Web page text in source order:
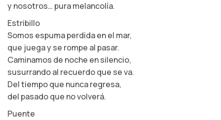
y nosotros… pura melancolía.
Estribillo
Somos espuma perdida en el mar,
que juega y se rompe al pasar.
Caminamos de noche en silencio,
susurrando al recuerdo que se va.
Del tiempo que nunca regresa,
del pasado que no volverá.
Puente